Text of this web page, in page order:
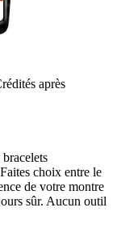
après
choix entre le
de votre montre
sûr. Aucun outil